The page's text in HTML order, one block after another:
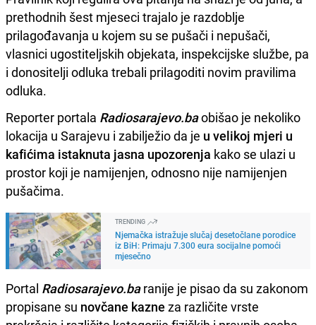
prethodnih šest mjeseci trajalo je razdoblje
prilagođavanja u kojem su se pušači i nepušači,
vlasnici ugostiteljskih objekata, inspekcijske službe, pa
i donositelji odluka trebali prilagoditi novim pravilima
odluka.
Reporter portala Radiosarajevo.baobišao je nekoliko
lokacija u Sarajevu i zabilježio da je u velikoj mjeri u
kafićima istaknuta jasna upozorenja kako se ulazi u
prostor koji je namijenjen, odnosno nije namijenjen
pušačima.
TRENDING
Njemačka istražuje slučaj desetočlane porodice
iz BiH: Primaju 7.300 eura socijalne pomoći
mjesečno
Portal Radiosarajevo.baranije je pisao da su zakonom
propisane su novčane kazne za različite vrste